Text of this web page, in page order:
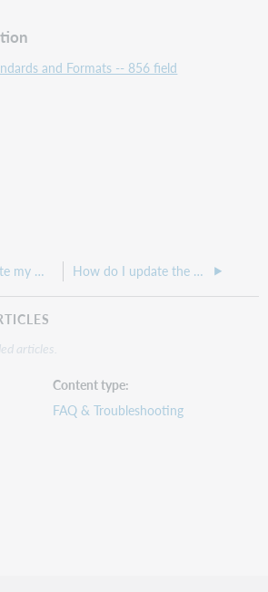
and Formats -- 856 field
How do I delete my Worldcat.org account? How do I update the base URL for my institution in WorldCat.org?
articles.
Content type
FAQ & Troubleshooting